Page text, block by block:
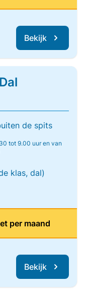
Bekijk
de spits
tot 9.00 uur en van
klas, dal)
per maand
Bekijk